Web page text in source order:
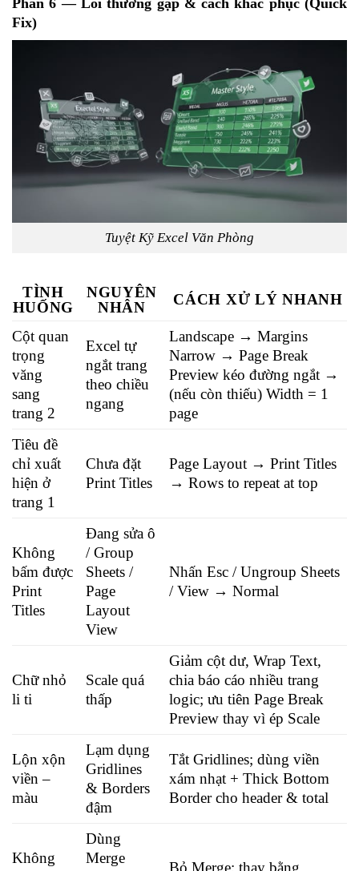
Phần 6 — Lỗi thường gặp & cách khắc phục (Quick
Fix)
Tuyệt Kỹ Excel Văn Phòng
TÌNH
HUỐNG
NGUYÊN
NHÂN
CÁCH XỬ LÝ NHANH
Cột quan
trọng
văng
sang
trang 2
Excel tự
ngắt trang
theo chiều
ngang
Landscape → Margins
Narrow → Page Break
Preview kéo đường ngắt →
(nếu còn thiếu) Width = 1
page
Tiêu đề
chỉ xuất
hiện ở
trang 1
Chưa đặt
Print Titles
Page Layout → Print Titles
→ Rows to repeat at top
Không
bấm được
Print
Titles
Đang sửa ô
/ Group
Sheets /
Page
Layout
View
Nhấn Esc / Ungroup Sheets
/ View → Normal
Chữ nhỏ
li ti
Scale quá
thấp
Giảm cột dư, Wrap Text,
chia báo cáo nhiều trang
logic; ưu tiên Page Break
Preview thay vì ép Scale
Lộn xộn
viền –
màu
Lạm dụng
Gridlines
& Borders
đậm
Tắt Gridlines; dùng viền
xám nhạt + Thick Bottom
Border cho header & total
Không
Dùng
Merge
Bỏ Merge; thay bằng